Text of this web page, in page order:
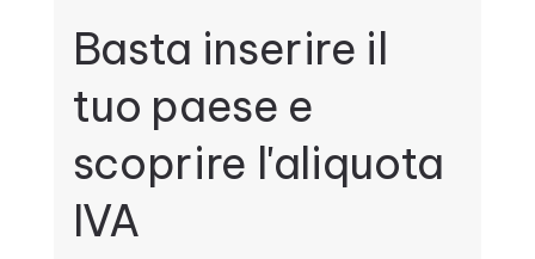
Basta inserire il
tuo paese e
scoprire l'aliquota
IVA